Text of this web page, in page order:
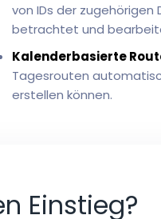
von IDs der
betrachtet und
Kalenderbasierte
Tagesrouten
erstellen können.
Einstieg?